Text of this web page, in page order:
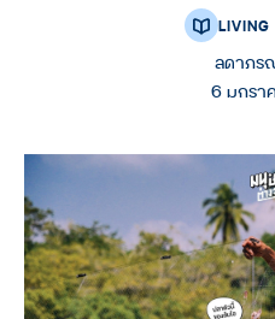
ลดาภร
6 มกรา